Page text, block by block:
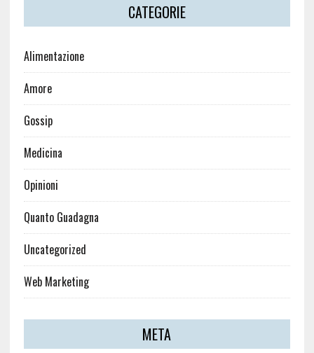
CATEGORIE
Alimentazione
Amore
Gossip
Medicina
Opinioni
Quanto Guadagna
Uncategorized
Web Marketing
META